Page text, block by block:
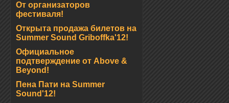
От организаторов
фестиваля!
Открыта продажа билетов на
Summer Sound Griboffka'12!
Официальное
подтверждение от Above &
Beyond!
Пена Пати на Summer
Sound'12!